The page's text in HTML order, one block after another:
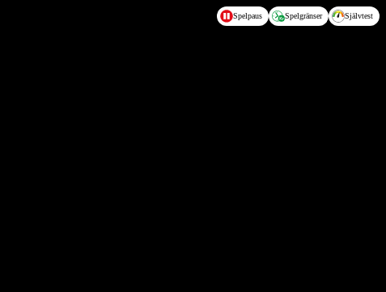
Spelpaus Spelgränser Självtest